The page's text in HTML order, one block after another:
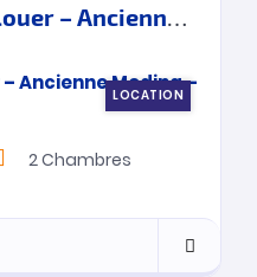
Maison Meublé A Louer – Ancienne Medina – Tanger
LOCATION
2Chambres